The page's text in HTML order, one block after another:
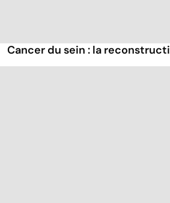
Cancer du sein : la